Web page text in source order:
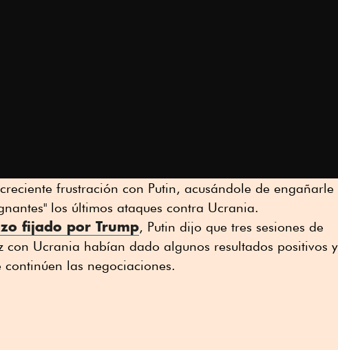
frustración con Putin, acusándole de engañarle
los últimos ataques contra Ucrania.
fijado por Trump, Putin dijo que tres sesiones de
con Ucrania habían dado algunos resultados positivos y
continúen las negociaciones.